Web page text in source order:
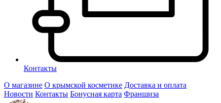
Контакты
О магазине О крымской косметике Доставка и оплата
Новости Контакты Бонусная карта Франшиза